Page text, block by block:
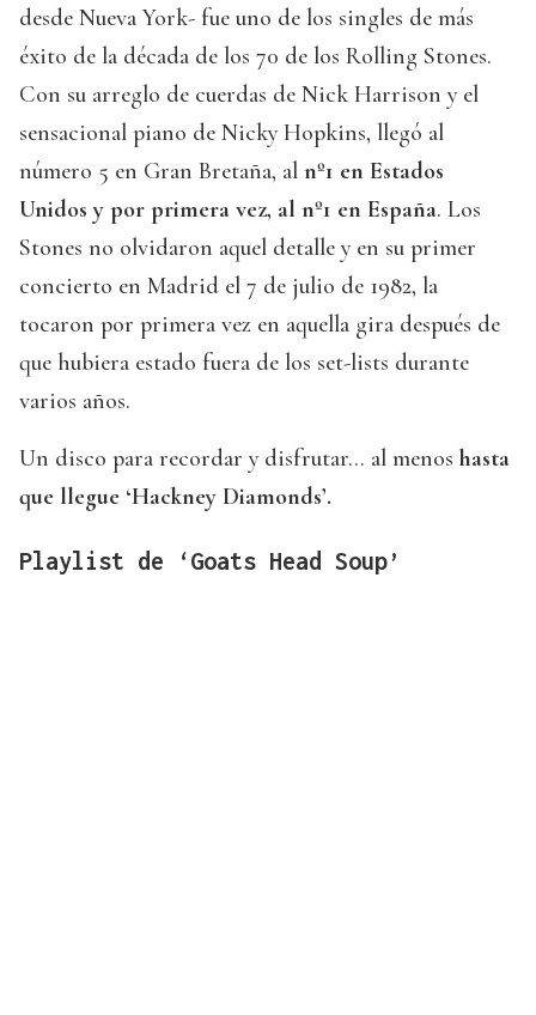
desde Nueva York- fue uno de los singles de más
éxito de la década de los 70 de los Rolling Stones.
Con su arreglo de cuerdas de Nick Harrison y el
sensacional piano de Nicky Hopkins, llegó al
número 5 en Gran Bretaña, al nº1 en Estados
Unidos y por primera vez, al nº1 en España. Los
Stones no olvidaron aquel detalle y en su primer
concierto en Madrid el 7 de julio de 1982, la
tocaron por primera vez en aquella gira después de
que hubiera estado fuera de los set-lists durante
varios años.
Un disco para recordar y disfrutar… al menos hasta
que llegue ‘Hackney Diamonds’.
Playlist de ‘Goats Head Soup’